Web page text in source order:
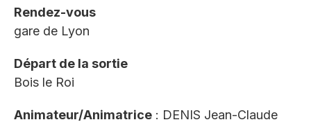
Rendez-vous
gare de Lyon
Départ de la sortie
Bois le Roi
Animateur/Animatrice : DENIS Jean-Claude